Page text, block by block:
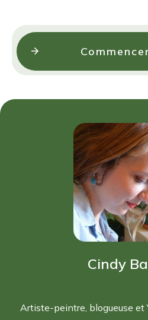
Cindy
Artiste-peintre, blogueuse et